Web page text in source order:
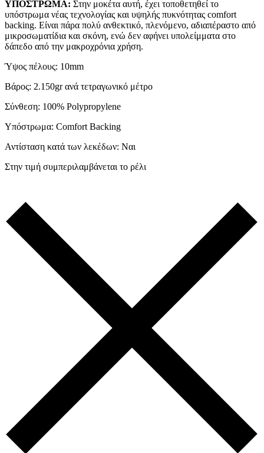
ΥΠΟΣΤΡΩΜΑ: Στην μοκέτα αυτή, έχει τοποθετηθεί το
υπόστρωμα νέας τεχνολογίας και υψηλής πυκνότητας comfort
backing. Είναι πάρα πολύ ανθεκτικό, πλενόμενο, αδιαπέραστο από
μικροσωματίδια και σκόνη, ενώ δεν αφήνει υπολείμματα στο
δάπεδο από την μακροχρόνια χρήση.
Ύψος πέλους: 10mm
Βάρος: 2.150gr ανά τετραγωνικό μέτρο
Σύνθεση: 100% Polypropylene
Υπόστρωμα: Comfort Backing
Αντίσταση κατά των λεκέδων: Ναι
Στην τιμή συμπεριλαμβάνεται το ρέλι